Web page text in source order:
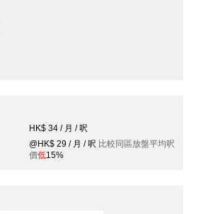
HK$ 34 / 月 / 呎
@HK$ 29 / 月 / 呎 比較同區放盤平均呎
價低15%